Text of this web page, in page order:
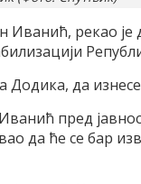
рекао је
Додика, да
пред
да ће се бар